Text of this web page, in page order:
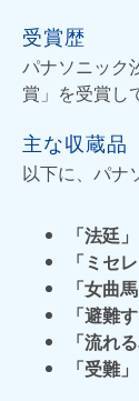
受賞歴
パナソニック
賞」を受賞し
主な収蔵品
以下に、パナ
「法廷
「ミセ
「女曲
「避難
「流れ
「受難